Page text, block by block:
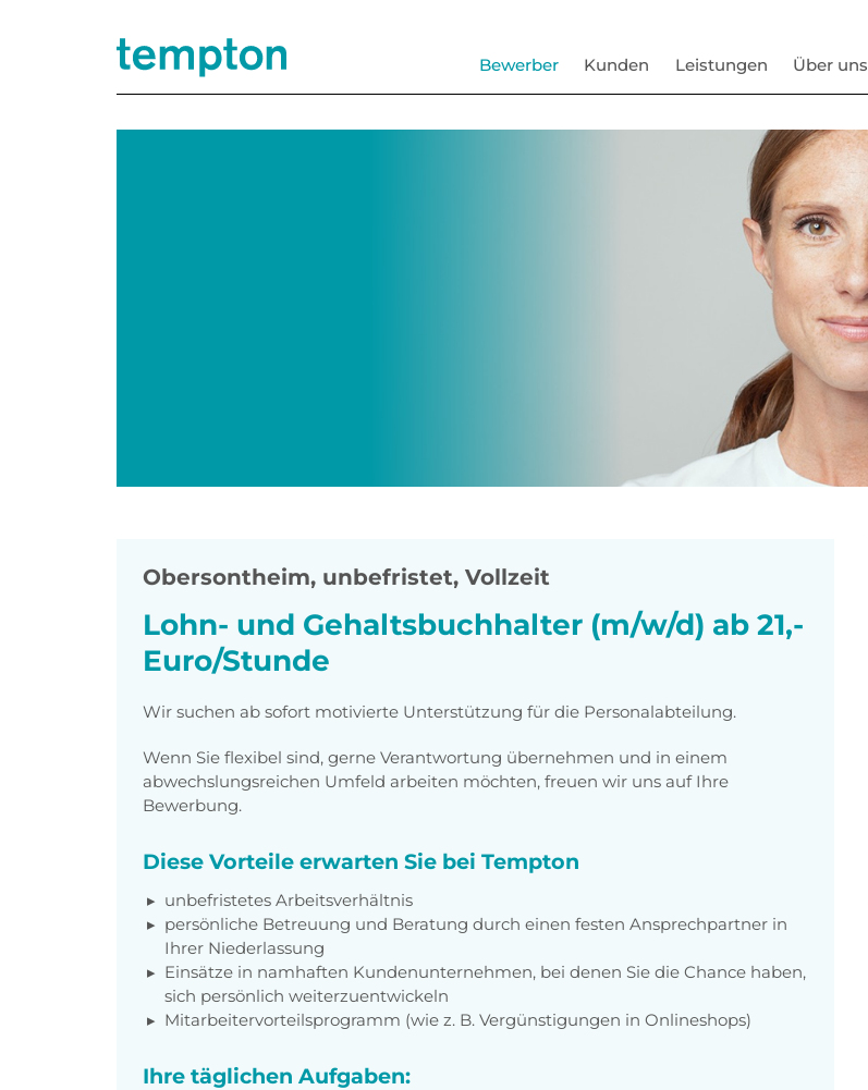
Bewerber Kunden Leistungen Über uns
Obersontheim, unbefristet, Vollzeit
Lohn- und Gehaltsbuchhalter (m/w/d) ab 21,-
Euro/Stunde
Wir suchen ab sofort motivierte Unterstützung für die Personalabteilung.
Wenn Sie flexibel sind, gerne Verantwortung übernehmen und in einem
abwechslungsreichen Umfeld arbeiten möchten, freuen wir uns auf Ihre
Bewerbung.
Diese Vorteile erwarten Sie bei Tempton
unbefristetes Arbeitsverhältnis
persönliche Betreuung und Beratung durch einen festen Ansprechpartner in
Ihrer Niederlassung
Einsätze in namhaften Kundenunternehmen, bei denen Sie die Chance haben,
sich persönlich weiterzuentwickeln
Mitarbeitervorteilsprogramm (wie z. B. Vergünstigungen in Onlineshops)
Ihre täglichen Aufgaben: